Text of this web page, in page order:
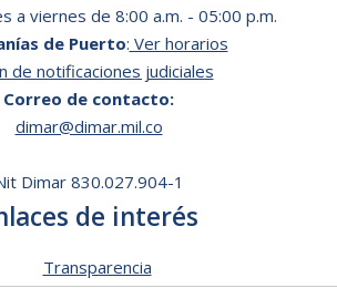
a viernes de 8:00 a.m. - 05:00 p.m.
de Puerto: Ver horarios
de notificaciones judiciales
Correo de contacto:
dimar@dimar.mil.co
Dimar 830.027.904-1
de interés
Transparencia